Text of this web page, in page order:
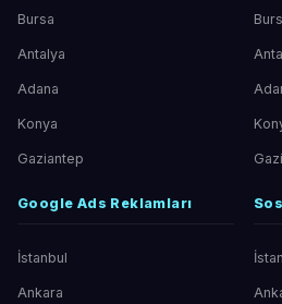
Bursa
Antalya
Adana
Konya
Gaziantep
Google Ads Reklamları
İstanbul
Ankara